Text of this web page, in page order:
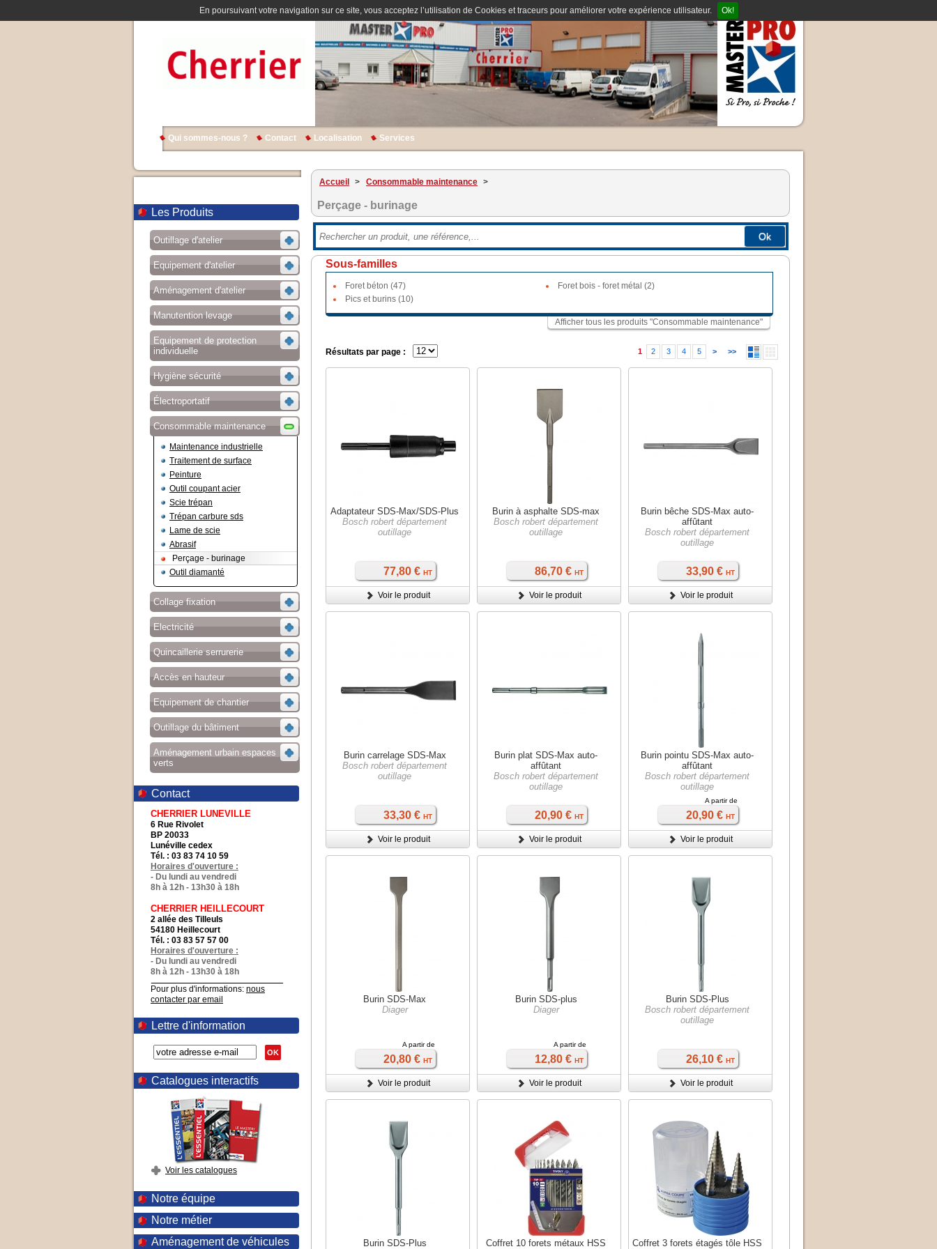
En poursuivant votre navigation sur ce site, vous acceptez l’utilisation de Cookies et traceurs pour améliorer votre expérience utilisateur. Ok!
Qui sommes-nous ? Contact Localisation Services
Les Produits
Outillage d'atelier
Equipement d'atelier
Aménagement d'atelier
Manutention levage
Equipement de protection
individuelle
Hygiène sécurité
Électroportatif
Consommable maintenance
Maintenance industrielle
Traitement de surface
Peinture
Outil coupant acier
Scie trépan
Trépan carbure sds
Lame de scie
Abrasif
Perçage - burinage
Outil diamanté
Collage fixation
Electricité
Quincaillerie serrurerie
Accès en hauteur
Equipement de chantier
Outillage du bâtiment
Aménagement urbain espaces
verts
Contact
CHERRIER LUNEVILLE
6 Rue Rivolet
BP 20033
Lunéville cedex
Tél. : 03 83 74 10 59
Horaires d'ouverture :
- Du lundi au vendredi
8h à 12h - 13h30 à 18h
CHERRIER HEILLECOURT
2 allée des Tilleuls
54180 Heillecourt
Tél. : 03 83 57 57 00
Horaires d'ouverture :
- Du lundi au vendredi
8h à 12h - 13h30 à 18h
Pour plus d'informations: nous
contacter par email
Lettre d'information
OK
Catalogues interactifs
Voir les catalogues
Notre équipe
Notre métier
Aménagement de véhicules
Accueil > Consommable maintenance >
Perçage - burinage
Ok
Sous-familles
Foret béton (47)
Foret bois - foret métal (2)
Pics et burins (10)
Afficher tous les produits "Consommable maintenance"
Résultats par page : 1 2 3 4 5 > >>
Adaptateur SDS-Max/SDS-Plus
Bosch robert département
outillage
77,80 € HT
Voir le produit
Burin à asphalte SDS-max
Bosch robert département
outillage
86,70 € HT
Voir le produit
Burin bêche SDS-Max auto-
affûtant
Bosch robert département
outillage
33,90 € HT
Voir le produit
Burin carrelage SDS-Max
Bosch robert département
outillage
33,30 € HT
Voir le produit
Burin plat SDS-Max auto-
affûtant
Bosch robert département
outillage
20,90 € HT
Voir le produit
Burin pointu SDS-Max auto-
affûtant
Bosch robert département
outillage
A partir de
20,90 € HT
Voir le produit
Burin SDS-Max
Diager
A partir de
20,80 € HT
Voir le produit
Burin SDS-plus
Diager
A partir de
12,80 € HT
Voir le produit
Burin SDS-Plus
Bosch robert département
outillage
26,10 € HT
Voir le produit
Burin SDS-Plus
Coffret 10 forets métaux HSS
Coffret 3 forets étagés tôle HSS